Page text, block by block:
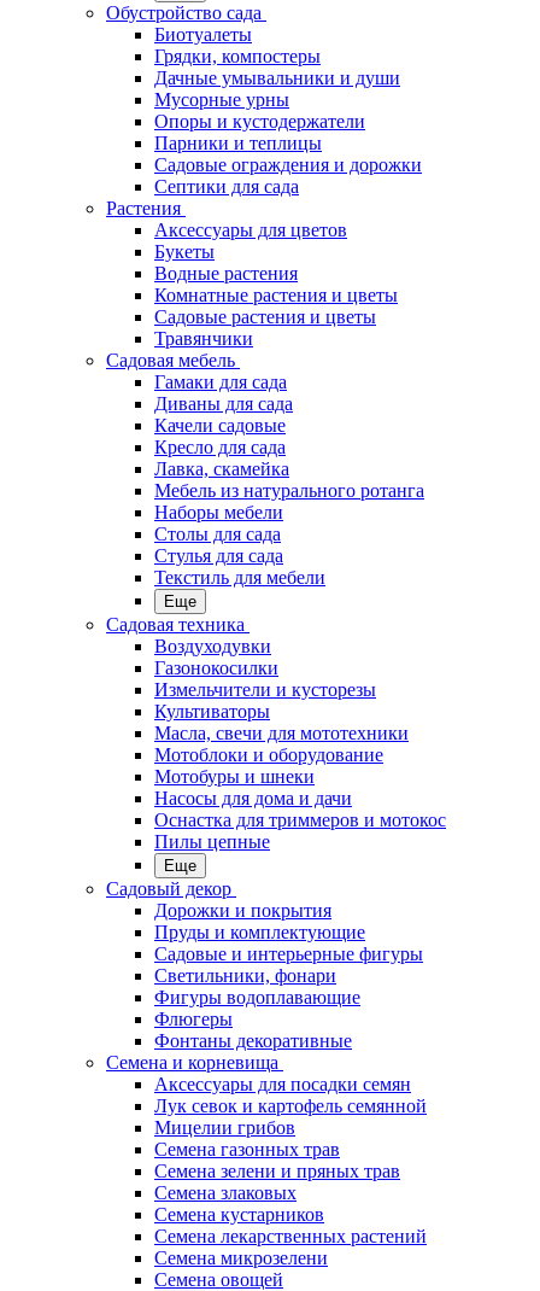
Обустройство сада
Биотуалеты
Грядки, компостеры
Дачные умывальники и души
Мусорные урны
Опоры и кустодержатели
Парники и теплицы
Садовые ограждения и дорожки
Септики для сада
Растения
Аксессуары для цветов
Букеты
Водные растения
Комнатные растения и цветы
Садовые растения и цветы
Травянчики
Садовая мебель
Гамаки для сада
Диваны для сада
Качели садовые
Кресло для сада
Лавка, скамейка
Мебель из натурального ротанга
Наборы мебели
Столы для сада
Стулья для сада
Текстиль для мебели
Еще
Садовая техника
Воздуходувки
Газонокосилки
Измельчители и кусторезы
Культиваторы
Масла, свечи для мототехники
Мотоблоки и оборудование
Мотобуры и шнеки
Насосы для дома и дачи
Оснастка для триммеров и мотокос
Пилы цепные
Еще
Садовый декор
Дорожки и покрытия
Пруды и комплектующие
Садовые и интерьерные фигуры
Светильники, фонари
Фигуры водоплавающие
Флюгеры
Фонтаны декоративные
Семена и корневища
Аксессуары для посадки семян
Лук севок и картофель семянной
Мицелии грибов
Семена газонных трав
Семена зелени и пряных трав
Семена злаковых
Семена кустарников
Семена лекарственных растений
Семена микрозелени
Семена овощей